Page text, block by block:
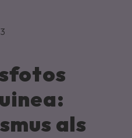
als